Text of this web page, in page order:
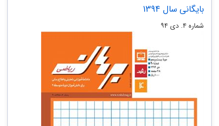
بایگانی سال 1394
شماره ۴. دی ۹۴